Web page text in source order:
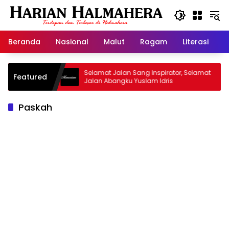
Langsung
Beranda
Nasional Malut Ragam Literasi
Featured
Selamat Jalan Sang Inspirator, Selamat
Jalan Abangku Yuslam Idris
Paskah